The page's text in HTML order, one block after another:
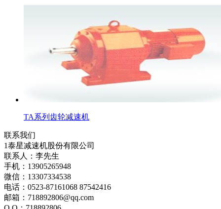
TA系列齿轮减速机
联系我们
1泰星减速机股份有限公司
联系人：李先生
手机：13905265948
微信：13307334538
电话：0523-87161068 87542416
邮箱：718892806@qq.com